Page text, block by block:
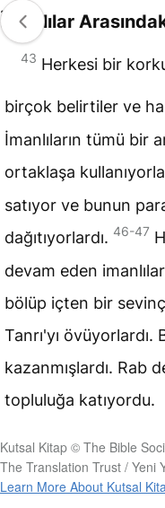
İmanlılar
43 Herkesi bir korku
birçok belirtiler ve
İmanlıların tümü bir
ortaklaşa
satıyor ve bunun
dağıtıyorlardı. 46-47
devam eden
bölüp içten bir
Tanrı'yı
kazanmışlardı. Rab
topluluğa katıyordu.
Kutsal Kitap © The Bible
The Translation Trust / Yeni
Learn More About Kutsal